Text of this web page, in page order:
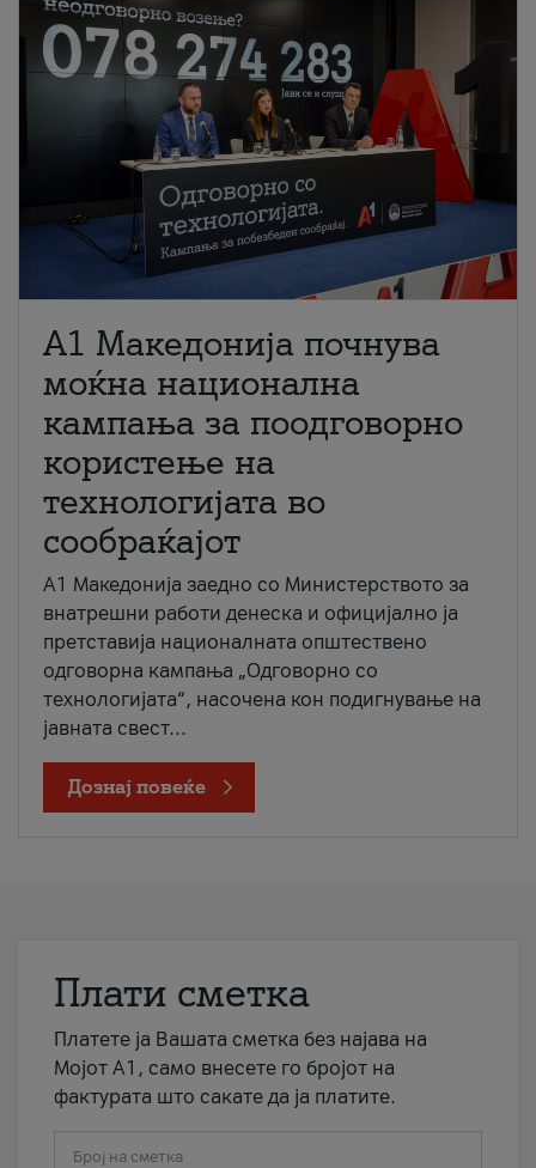
A1 Македонија почнува
моќна национална
кампања за поодговорно
користење на
технологијата во
сообраќајот
A1 Македонија заедно со Министерството за
внатрешни работи денеска и официјално ја
претставија националната општествено
одговорна кампања „Одговорно со
технологијата“, насочена кон подигнување на
јавната свест...
Дознај повеќе
Плати сметка
Платете ја Вашата сметка без најава на
Мојот А1, само внесете го бројот на
фактурата што сакате да ја платите.
Број на сметка